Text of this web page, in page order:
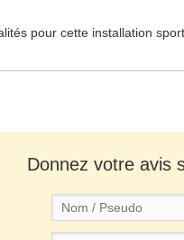
pour cette installation
Donnez votre avis